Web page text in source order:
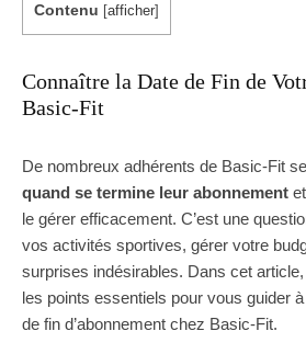
Contenu [afficher]
Connaître la Date de Fin de
Basic-Fit
De nombreux adhérents de Basic-Fit
quand se termine leur abonnement
le gérer efficacement. C’est une
vos activités sportives, gérer votre
surprises indésirables. Dans cet
les points essentiels pour vous guider
de fin d’abonnement chez Basic-Fit.